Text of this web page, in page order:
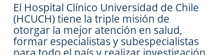
El Hospital Clínico Universidad de Chile
(HCUCH) tiene la triple misión de
otorgar la mejor atención en salud,
formar especialistas y subespecialistas